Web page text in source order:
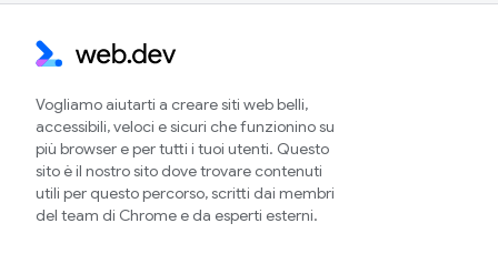
Vogliamo aiutarti a creare siti web belli,
accessibili, veloci e sicuri che funzionino su
più browser e per tutti i tuoi utenti. Questo
sito è il nostro sito dove trovare contenuti
utili per questo percorso, scritti dai membri
del team di Chrome e da esperti esterni.